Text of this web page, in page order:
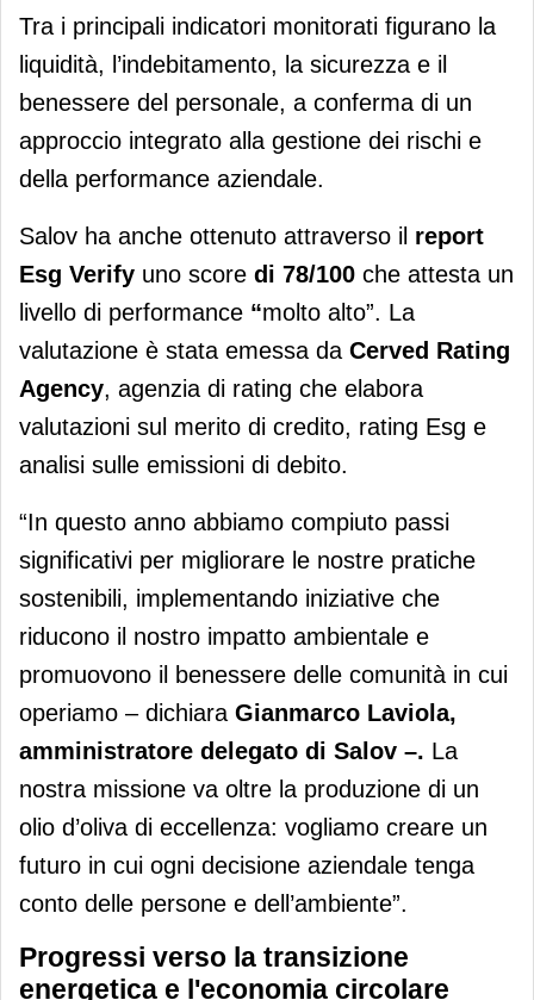
Tra i principali indicatori monitorati figurano la
liquidità, l’indebitamento, la sicurezza e il
benessere del personale, a conferma di un
approccio integrato alla gestione dei rischi e
della performance aziendale.
Salov ha anche ottenuto attraverso il report
Esg Verify uno score di 78/100 che attesta un
livello di performance “molto alto”. La
valutazione è stata emessa da Cerved Rating
Agency, agenzia di rating che elabora
valutazioni sul merito di credito, rating Esg e
analisi sulle emissioni di debito.
“In questo anno abbiamo compiuto passi
significativi per migliorare le nostre pratiche
sostenibili, implementando iniziative che
riducono il nostro impatto ambientale e
promuovono il benessere delle comunità in cui
operiamo – dichiara Gianmarco Laviola,
amministratore delegato di Salov –. La
nostra missione va oltre la produzione di un
olio d’oliva di eccellenza: vogliamo creare un
futuro in cui ogni decisione aziendale tenga
conto delle persone e dell’ambiente”.
Progressi verso la transizione
energetica e l'economia circolare